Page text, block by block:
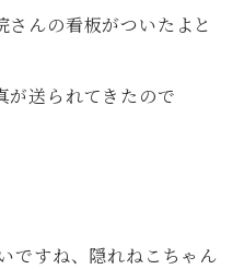
んの看板がついたよと
が送られてきたので
ですね、隠れねこちゃん